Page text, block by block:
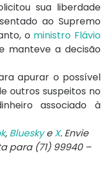
sua liberdade
ao Supremo
o ministro Flávio
manteve a decisão
apurar o possível
outros suspeitos no
associado à
, BlueskyeX. Envie
para (71) 99940 –